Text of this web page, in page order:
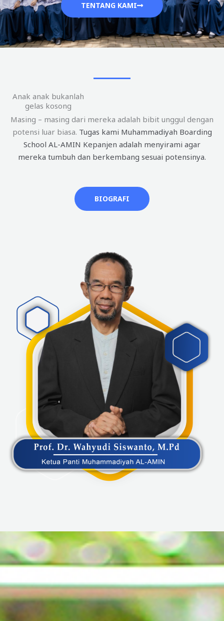
TENTANG KAMI
Anak anak bukanlah
gelas kosong
Masing – masing dari mereka adalah bibit unggul dengan
potensi luar biasa. Tugas kami Muhammadiyah Boarding
School AL-AMIN Kepanjen adalah menyirami agar
mereka tumbuh dan berkembang sesuai potensinya.
BIOGRAFI